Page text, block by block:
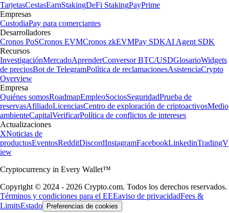
TarjetasCestasEarnStakingDeFi StakingPayPrime
Empresas
CustodiaPay para comerciantes
Desarrolladores
Cronos PoSCronos EVMCronos zkEVMPay SDKAI Agent SDK
Recursos
InvestigaciónMercadoAprenderConversor BTC/USDGlosarioWidgets
de preciosBot de TelegramPolítica de reclamacionesAsistenciaCrypto
Overview
Empresa
Quiénes somosRoadmapEmpleoSociosSeguridadPrueba de
reservasAfiliadoLicenciasCentro de exploración de criptoactivosMedio
ambienteCapitalVerificarPolítica de conflictos de intereses
Actualizaciones
XNoticias de
productosEventosRedditDiscordInstagramFacebookLinkedinTradingV
iew
Cryptocurrency in Every Wallet™
Copyright © 2024 - 2026 Crypto.com. Todos los derechos reservados.
Términos y condiciones para el EEEaviso de privacidadFees &
LimitsEstado Preferencias de cookies